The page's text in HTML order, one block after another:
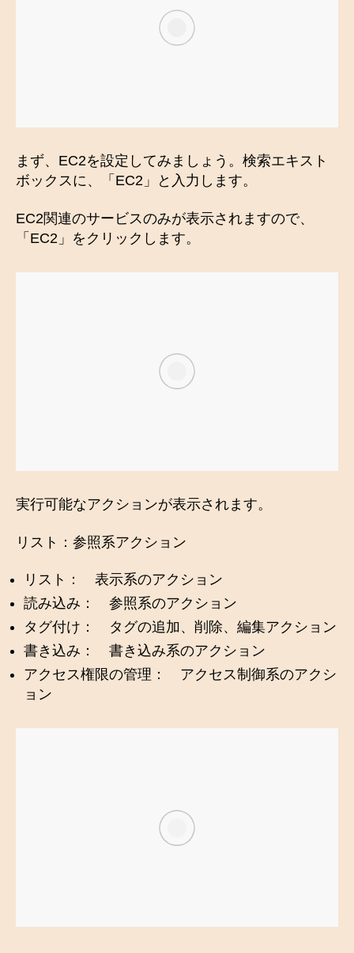
まず、EC2を設定してみましょう。検索エキスト
ボックスに、「EC2」と入力します。
EC2関連のサービスのみが表示されますので、
「EC2」をクリックします。
実行可能なアクションが表示されます。
リスト：参照系アクション
リスト： 表示系のアクション
読み込み： 参照系のアクション
タグ付け： タグの追加、削除、編集アクション
書き込み： 書き込み系のアクション
アクセス権限の管理： アクセス制御系のアクシ
ョン